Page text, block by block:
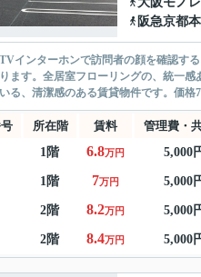
阪急京都
インターホンで訪問者の顔を確認す
ます。全居室フローリングの、統一
る、清潔感のある賃貸物件です。価
所在階 賃料 管理費・
1階 6.8万円 5,000
1階 7万円 5,000
2階 8.2万円 5,000
2階 8.4万円 5,000